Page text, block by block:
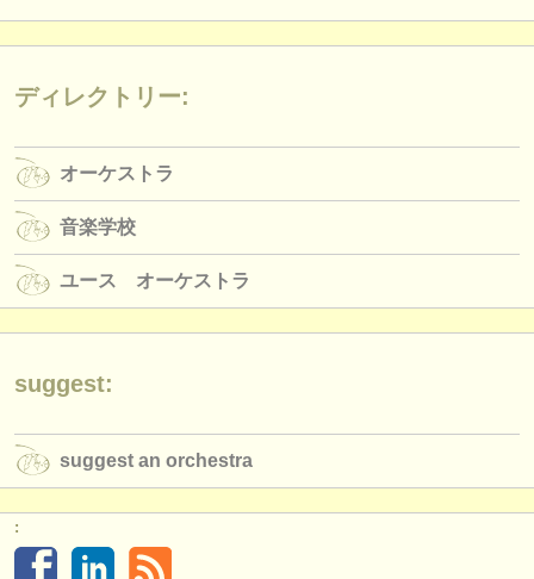
掲載方法
find out about ourATS
ATSfaq
ログイン
ディレクトリー:
オーケストラ
音楽学校
ユース オーケストラ
suggest:
suggest an orchestra
: